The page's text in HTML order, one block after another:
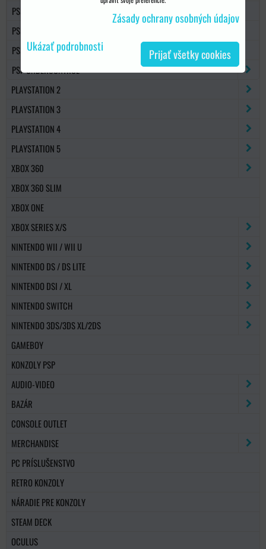
PSP PAMÄŤOVÉ KARTY
PSP KONZOLY
PSP / PSV HRY
PSP UNDERCONTROL
PLAYSTATION 2
PLAYSTATION 3
PLAYSTATION 4
PLAYSTATION 5
XBOX 360
XBOX 360 SLIM
XBOX ONE
XBOX SERIES X/S
NINTENDO WII / WII U
NINTENDO DS / DS LITE
NINTENDO DSI / XL
NINTENDO SWITCH
NINTENDO 3DS/3DS XL/2DS
GAMEBOY
KONZOLY PSP
AUDIO-VIDEO
BAZÁR
CONSOLE OUTLET
MERCHANDISE
PC PRÍSLUŠENSTVO
RETRO KONZOLY
NÁRADIE PRE KONZOLY
STEAM DECK
OCULUS
Zásady ochrany osobných údajov
Ukázať podrobnosti
Prijať všetky cookies